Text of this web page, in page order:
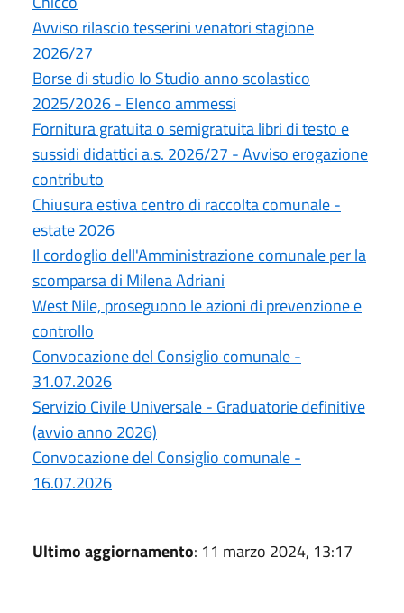
Avviso rilascio tesserini venatori stagione
2026/27
Borse di studio Io Studio anno scolastico
2025/2026 - Elenco ammessi
Fornitura gratuita o semigratuita libri di testo e
sussidi didattici a.s. 2026/27 - Avviso erogazione
contributo
Chiusura estiva centro di raccolta comunale -
estate 2026
Il cordoglio dell'Amministrazione comunale per la
scomparsa di Milena Adriani
West Nile, proseguono le azioni di prevenzione e
controllo
Convocazione del Consiglio comunale -
31.07.2026
Servizio Civile Universale - Graduatorie definitive
(avvio anno 2026)
Convocazione del Consiglio comunale -
16.07.2026
Ultimo aggiornamento: 11 marzo 2024, 13:17